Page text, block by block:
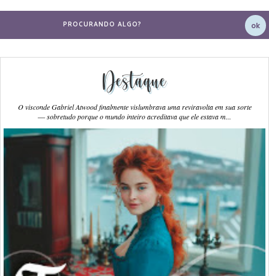
Destaque
O visconde Gabriel Atwood finalmente vislumbrava uma reviravolta em sua sorte
― sobretudo porque o mundo inteiro acreditava que ele estava m...